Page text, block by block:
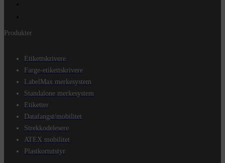
Produkter
Etikettskrivere
Farge-etikettskrivere
LabelMax merkesystem
Standalone merkesystem
Etiketter
Datafangst/mobilitet
Strekkodelesere
ATEX mobilitet
Plastkortutstyr